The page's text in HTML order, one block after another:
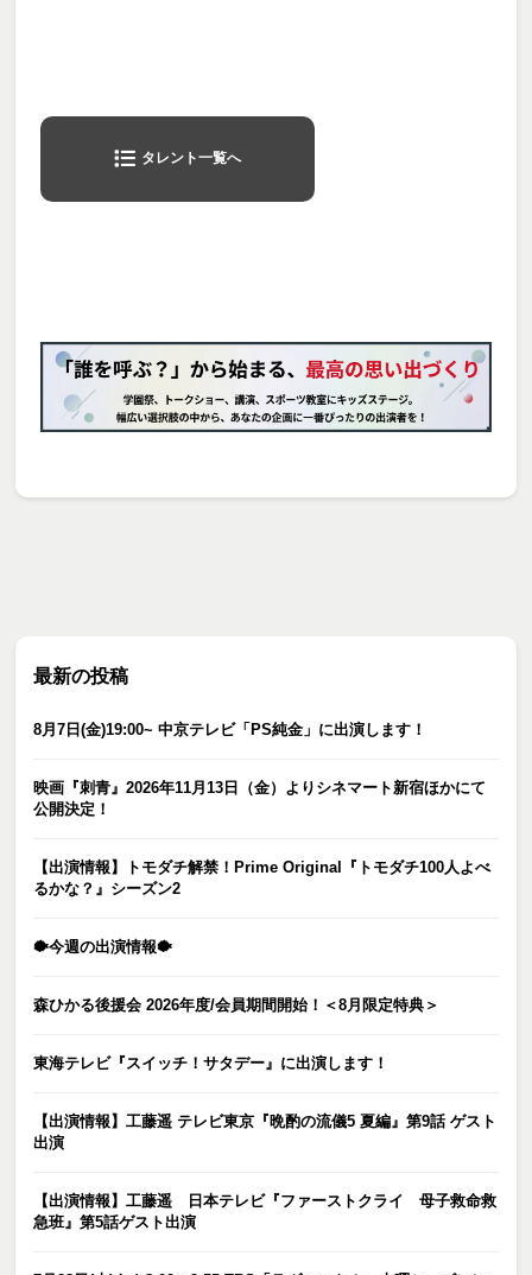
タレント一覧へ
最新の投稿
8月7日(金)19:00~ 中京テレビ「PS純金」に出演します！
映画『刺青』2026年11月13日（金）よりシネマート新宿ほかにて
公開決定！
【出演情報】トモダチ解禁！Prime Original『トモダチ100人よべ
るかな？』シーズン2
🐡今週の出演情報🐡
森ひかる後援会 2026年度/会員期間開始！＜8月限定特典＞
東海テレビ『スイッチ！サタデー』に出演します！
【出演情報】工藤遥 テレビ東京『晩酌の流儀5 夏編』第9話 ゲスト
出演
【出演情報】工藤遥 日本テレビ『ファーストクライ 母子救命救
急班』第5話ゲスト出演